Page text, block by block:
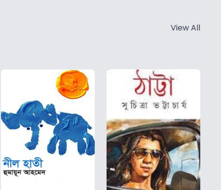
View All